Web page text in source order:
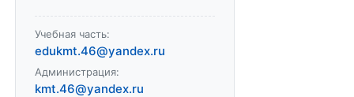
Учебная часть:
edukmt.46@yandex.ru
Администрация:
kmt.46@yandex.ru